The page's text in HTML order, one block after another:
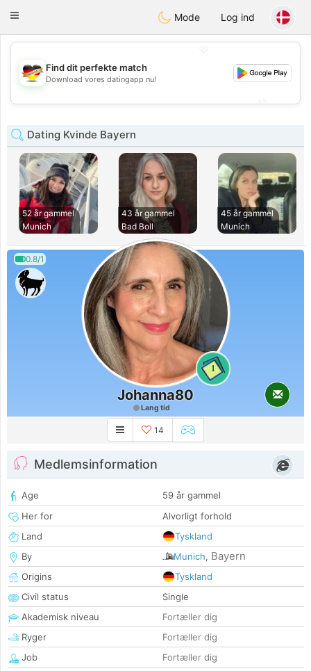
DeutschDating
Toggle
Mode Log ind
💖
💕
Find dit perfekte match
Download vores datingapp nu!
Dating Kvinde Bayern
52 år gammel
Munich
43 år gammel
Bad Boll
45 år gammel
Munich
0.8/1
1
Johanna80
Lang tid
14
Medlemsinformation
Age
59 år gammel
Her for
Alvorligt forhold
Land
Tyskland
By
Munich, Bayern
Origins
Tyskland
Civil status
Single
Akademisk niveau
Fortæller dig
Ryger
Fortæller dig
Job
Fortæller dig